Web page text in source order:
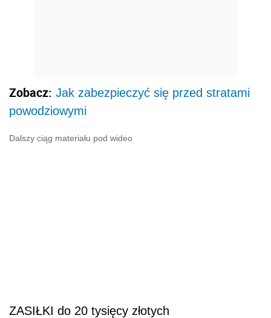
Zobacz: Jak zabezpieczyć się przed stratami
powodziowymi
Dalszy ciąg materiału pod wideo
ZASIŁKI do 20 tysięcy złotych